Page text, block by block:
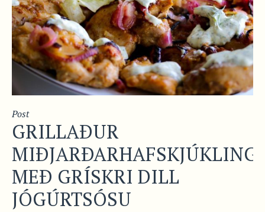
Post
GRILLAÐUR
MEÐ GRÍSKRI DILL
JÓGÚRTSÓSU